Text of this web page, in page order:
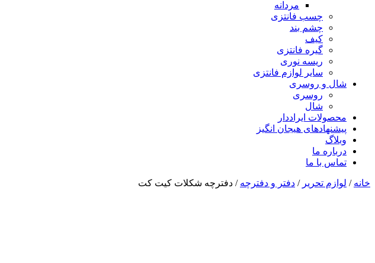
مردانه
چسب فانتزی
چشم بند
کیف
گیره فانتزی
ریسه نوری
سایر لوازم فانتزی
شال و روسری
روسری
شال
محصولات ایراددار
پیشنهادهای هیجان انگیز
وبلاگ
درباره ما
تماس با ما
خانه / لوازم تحریر / دفتر و دفترچه / دفترچه شکلات کیت کت